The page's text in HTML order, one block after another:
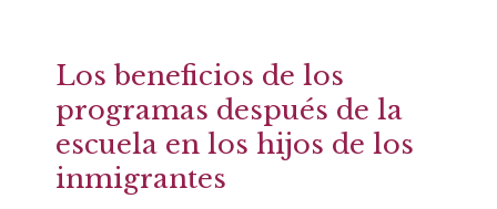
Los beneficios de los
programas después de la
escuela en los hijos de los
inmigrantes